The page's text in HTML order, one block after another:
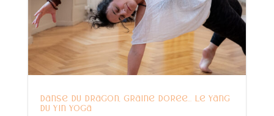
Danse du Dragon, Graine dorée… le yang
du Yin Yoga